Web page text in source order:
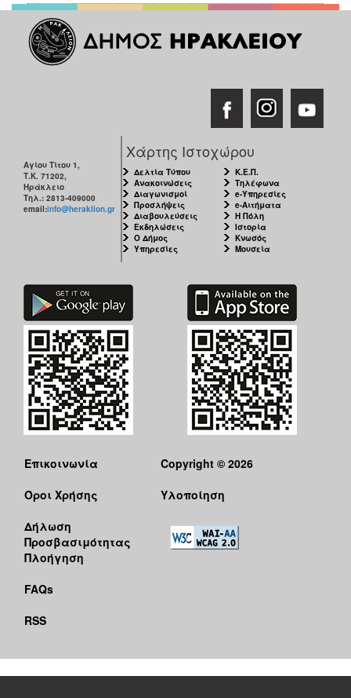
Αγίου Τίτου 1,
Τ.Κ. 71202,
Ηράκλειο
Τηλ.: 2813-409000
email:info@heraklion.gr
Χάρτης Ιστοχώρου
Δελτία Τύπου
Ανακοινώσεις
Διαγωνισμοί
Προσλήψεις
Διαβουλεύσεις
Εκδηλώσεις
Ο Δήμος
Υπηρεσίες
Κ.Ε.Π.
Τηλέφωνα
e-Υπηρεσίες
e-Αιτήματα
Η Πόλη
Ιστορία
Κνωσός
Μουσεία
Επικοινωνία
Όροι Χρήσης
Δήλωση
Προσβασιμότητας
Πλοήγηση
FAQs
RSS
Copyright © 2026
Υλοποίηση